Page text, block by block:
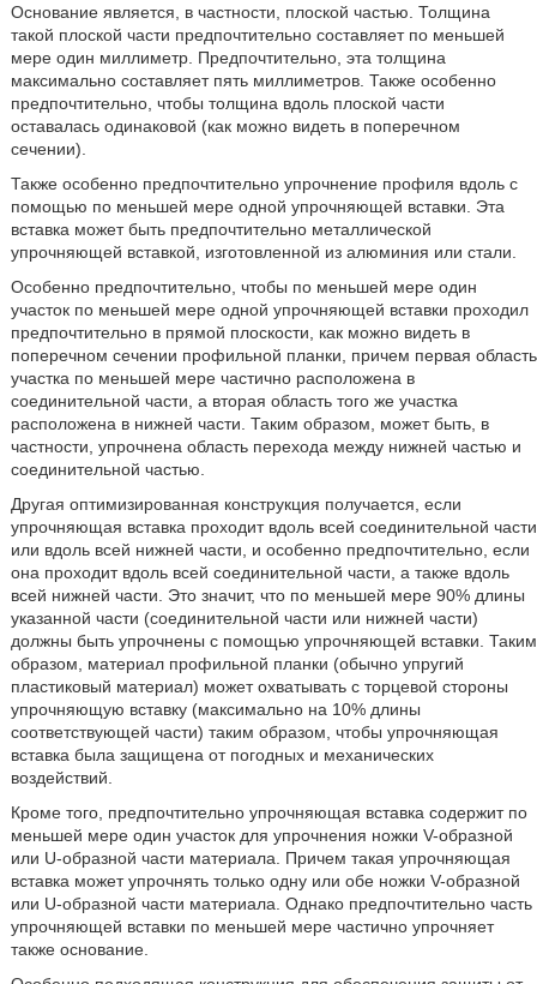
Основание является, в частности, плоской частью. Толщина
такой плоской части предпочтительно составляет по меньшей
мере один миллиметр. Предпочтительно, эта толщина
максимально составляет пять миллиметров. Также особенно
предпочтительно, чтобы толщина вдоль плоской части
оставалась одинаковой (как можно видеть в поперечном
сечении).
Также особенно предпочтительно упрочнение профиля вдоль с
помощью по меньшей мере одной упрочняющей вставки. Эта
вставка может быть предпочтительно металлической
упрочняющей вставкой, изготовленной из алюминия или стали.
Особенно предпочтительно, чтобы по меньшей мере один
участок по меньшей мере одной упрочняющей вставки проходил
предпочтительно в прямой плоскости, как можно видеть в
поперечном сечении профильной планки, причем первая область
участка по меньшей мере частично расположена в
соединительной части, а вторая область того же участка
расположена в нижней части. Таким образом, может быть, в
частности, упрочнена область перехода между нижней частью и
соединительной частью.
Другая оптимизированная конструкция получается, если
упрочняющая вставка проходит вдоль всей соединительной части
или вдоль всей нижней части, и особенно предпочтительно, если
она проходит вдоль всей соединительной части, а также вдоль
всей нижней части. Это значит, что по меньшей мере 90% длины
указанной части (соединительной части или нижней части)
должны быть упрочнены с помощью упрочняющей вставки. Таким
образом, материал профильной планки (обычно упругий
пластиковый материал) может охватывать с торцевой стороны
упрочняющую вставку (максимально на 10% длины
соответствующей части) таким образом, чтобы упрочняющая
вставка была защищена от погодных и механических
воздействий.
Кроме того, предпочтительно упрочняющая вставка содержит по
меньшей мере один участок для упрочнения ножки V-образной
или U-образной части материала. Причем такая упрочняющая
вставка может упрочнять только одну или обе ножки V-образной
или U-образной части материала. Однако предпочтительно часть
упрочняющей вставки по меньшей мере частично упрочняет
также основание.